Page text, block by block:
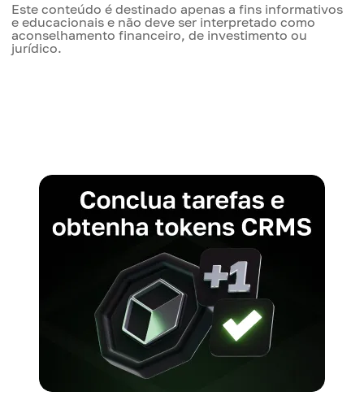
Este conteúdo é destinado apenas a fins informativos
e educacionais e não deve ser interpretado como
aconselhamento financeiro, de investimento ou
jurídico.